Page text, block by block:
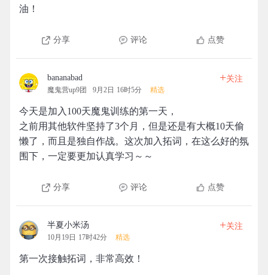
油！
分享 评论 点赞
bananabad
魔鬼营up9团 9月2日 16时5分 精选
+关注
今天是加入100天魔鬼训练的第一天，
之前用其他软件坚持了3个月，但是还是有大概10天偷
懒了，而且是独自作战。这次加入拓词，在这么好的氛
围下，一定要更加认真学习～～
分享 评论 点赞
半夏小米汤
10月19日 17时42分 精选
+关注
第一次接触拓词，非常高效！